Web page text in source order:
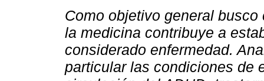
Como objetivo general busco
la medicina contribuye a
considerado enfermedad.
particular las condiciones de